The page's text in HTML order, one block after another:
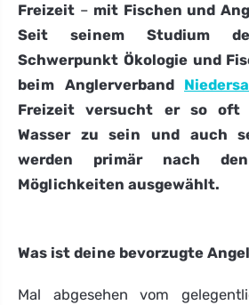
Freizeit –mit Fischen und
Seit seinem Studium
Schwerpunkt Ökologie und
beim Anglerverband
Freizeit versucht er so oft
Wasser zu sein und auch
werden primär nach den
Möglichkeiten ausgewählt.
Was ist deine bevorzugte
Mal abgesehen vom